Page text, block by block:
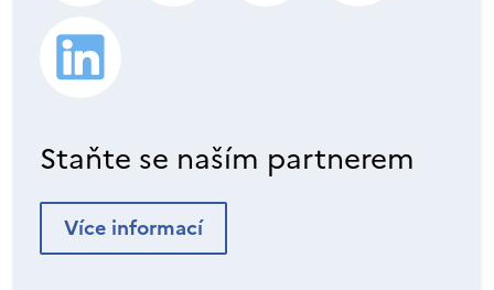
Staňte se naším partnerem
Více informací